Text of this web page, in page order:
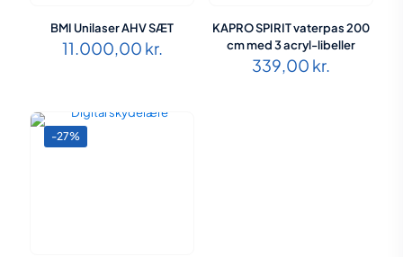
BMI Unilaser AHV SÆT
11.000,00 kr.
KAPRO SPIRIT vaterpas 200
cm med 3 acryl-libeller
339,00 kr.
-27%